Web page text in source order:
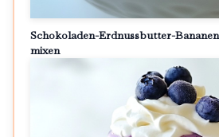
Schokoladen-Erdnussbutter-
mixen